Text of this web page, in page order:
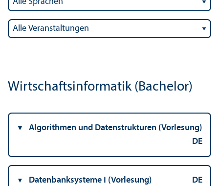
Wirtschafts­informatik (Bachelor)
Algorithmen und Datenstrukturen (Vorlesung)
DE
Datenbank­systeme I (Vorlesung) DE